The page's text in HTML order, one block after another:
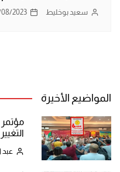
سعيد بوخليط 2023
المواضيع الأخيرة
مؤتمر
عبد